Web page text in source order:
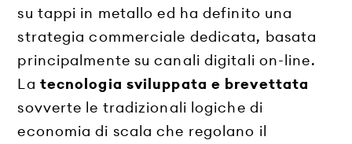
su tappi in metallo ed ha definito una
strategia commerciale dedicata, basata
principalmente su canali digitali on-line.
La tecnologia sviluppata e brevettata
sovverte le tradizionali logiche di
economia di scala che regolano il